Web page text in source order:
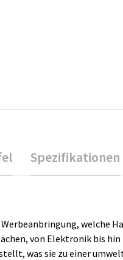
Spezifikationen
welche
von Elektronik bis
was sie zu einer